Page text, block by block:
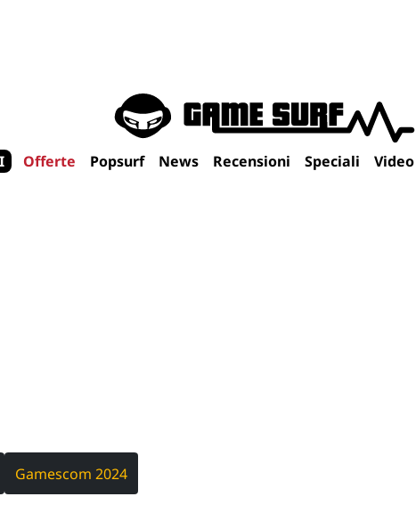
Offerte Popsurf News Recensioni Speciali Video
Gamescom 2024